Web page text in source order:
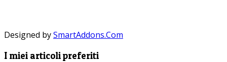
Designed bySmartAddons.Com
I miei articoli preferiti